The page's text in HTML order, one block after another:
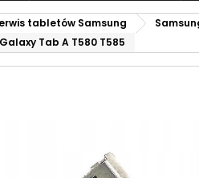
tabletów Samsung
Tab A T580 T585